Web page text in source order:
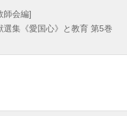
師会編]
選集《愛国心》と教育 第5巻